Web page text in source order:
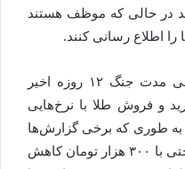
در حالی که موظف هستند
را اطلاع رسانی کنند.
وی تصریح کرد: از سوی دیگر طی مدت جنگ ۱۲ روزه اخیر
و فروش طلا با نرخ‌هایی
به طوری که برخی گزارش‌ها
حاکی از آن بود که هر گرم طلا را حتی با ۳۰۰ هزار تومان کاهش